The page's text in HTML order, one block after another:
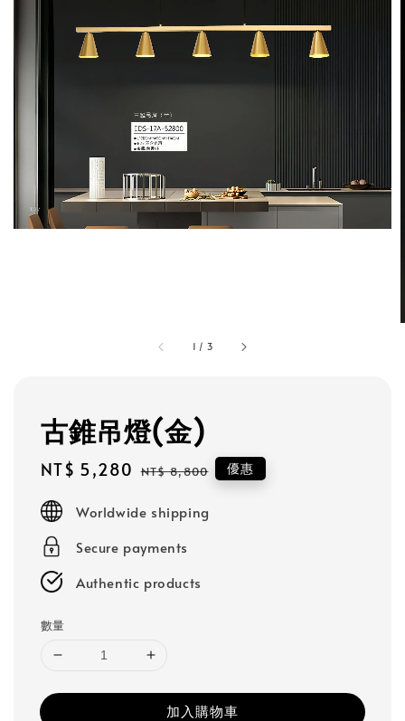
1 / 3
古錐吊燈(金)
Sale
NT$ 5,280 Regular
NT$ 8,800 優惠
Worldwide shipping
Secure payments
Authentic products
數量
加入購物車